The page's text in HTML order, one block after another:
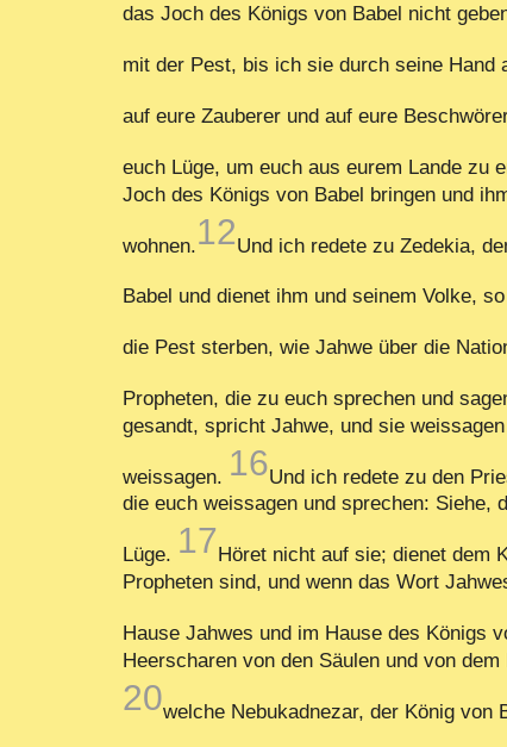
das Joch des Königs von Babel nicht
mit der Pest, bis ich sie durch seine Hand
auf eure Zauberer und auf eure
euch Lüge, um euch aus eurem Lande zu
Joch des Königs von Babel bringen und
wohnen.12Und ich redete zu Zedekia,
Babel und dienet ihm und seinem Volke,
die Pest sterben, wie Jahwe über die
Propheten, die zu euch sprechen und
gesandt, spricht Jahwe, und sie
weissagen. 16Und ich redete zu den
die euch weissagen und sprechen: Siehe,
Lüge. 17Höret nicht auf sie; dienet dem
Propheten sind, und wenn das Wort
Hause Jahwes und im Hause des Königs
Heerscharen von den Säulen und von
20welche Nebukadnezar, der König von